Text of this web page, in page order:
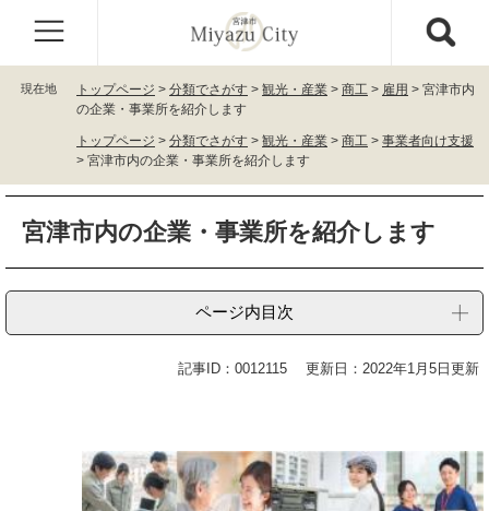
。
て
現在地 トップページ > 分類でさがす > 観光・産業 > 商工 > 雇用 > 宮津市内
の企業・事業所を紹介します
トップページ > 分類でさがす > 観光・産業 > 商工 > 事業者向け支援
> 宮津市内の企業・事業所を紹介します
宮津市内の企業・事業所を紹介します
ページ内目次
記事ID：0012115 更新日：2022年1月5日更新